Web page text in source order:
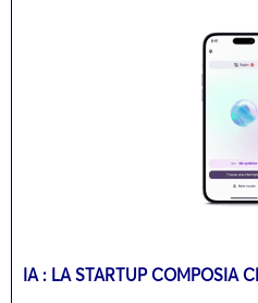
IA : LA STARTUP COMPOSIA